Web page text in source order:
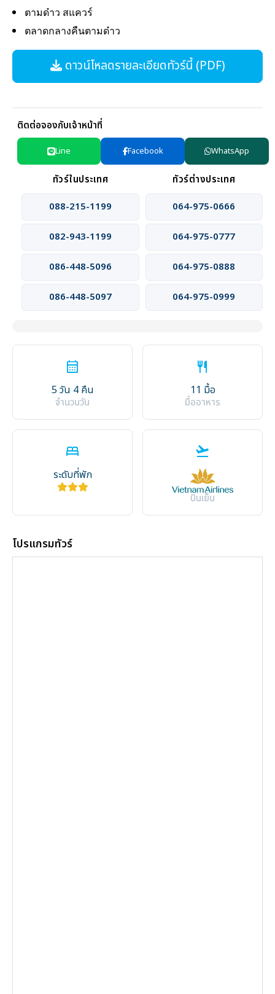
ตามด๋าว สแควร์
ตลาดกลางคืนตามด๋าว
ดาวน์โหลดรายละเอียดทัวร์นี้ (PDF)
ติดต่อจองกับเจ้าหน้าที่
Line Facebook WhatsApp
ทัวร์ในประเทศ
ทัวร์ต่างประเทศ
088-215-1199
064-975-0666
082-943-1199 064-975-0777
086-448-5096 064-975-0888
086-448-5097 064-975-0999
calendar_month
5 วัน 4 คืน
จำนวนวัน
restaurant
11 มื้อ
มื้ออาหาร
bed
ระดับที่พัก
flight_takeoff
บินเย็น
โปรแกรมทัวร์